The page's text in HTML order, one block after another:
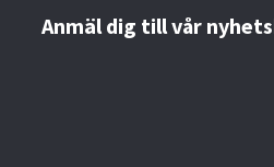
Anmäl dig till vår